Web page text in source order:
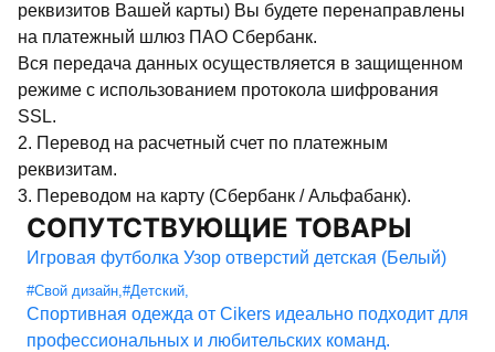
реквизитов Вашей карты) Вы будете перенаправлены
на платежный шлюз ПАО Сбербанк.
Вся передача данных осуществляется в защищенном
режиме с использованием протокола шифрования
SSL.
2. Перевод на расчетный счет по платежным
реквизитам.
3. Переводом на карту (Сбербанк / Альфабанк).
СОПУТСТВУЮЩИЕ ТОВАРЫ
Игровая футболка Узор отверстий детская (Белый)
#Свой дизайн,#Детский,
Спортивная одежда от Cikers идеально подходит для
профессиональных и любительских команд.